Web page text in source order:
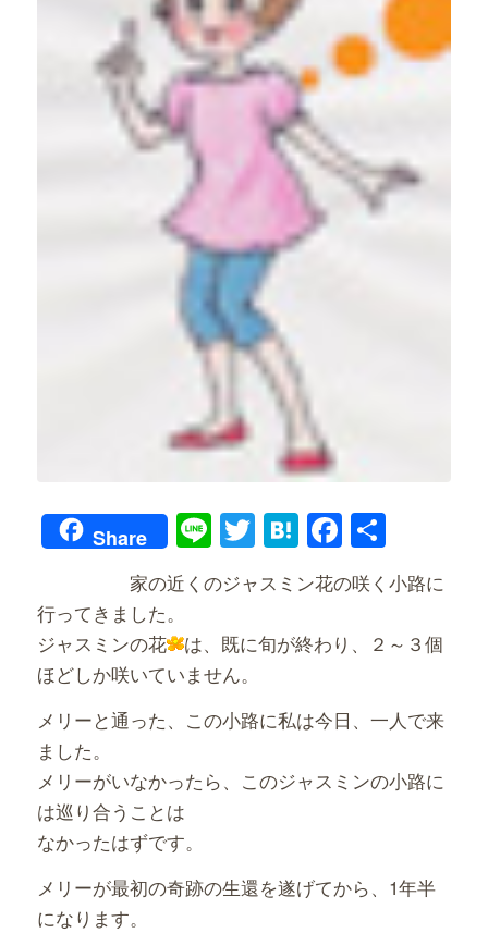
Share LineTwitter
Hatena共
有
家の近くのジャスミン花の咲く小路に
行ってきました。
ジャスミンの花
は、既に旬が終わり、２～３個
ほどしか咲いていません。
メリーと通った、この小路に私は今日、一人で来
ました。
メリーがいなかったら、このジャスミンの小路に
は巡り合うことは
なかったはずです。
メリーが最初の奇跡の生還を遂げてから、1年半
になります。